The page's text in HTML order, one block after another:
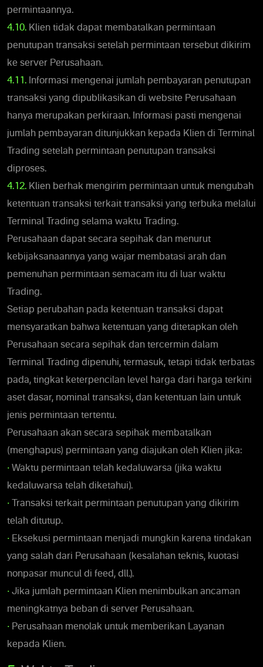
permintaannya.
4.10. Klien tidak dapat membatalkan permintaan
penutupan transaksi setelah permintaan tersebut dikirim
ke server Perusahaan.
4.11. Informasi mengenai jumlah pembayaran penutupan
transaksi yang dipublikasikan di website Perusahaan
hanya merupakan perkiraan. Informasi pasti mengenai
jumlah pembayaran ditunjukkan kepada Klien di Terminal
Trading setelah permintaan penutupan transaksi
diproses.
4.12. Klien berhak mengirim permintaan untuk mengubah
ketentuan transaksi terkait transaksi yang terbuka melalui
Terminal Trading selama waktu Trading.
Perusahaan dapat secara sepihak dan menurut
kebijaksanaannya yang wajar membatasi arah dan
pemenuhan permintaan semacam itu di luar waktu
Trading.
Setiap perubahan pada ketentuan transaksi dapat
mensyaratkan bahwa ketentuan yang ditetapkan oleh
Perusahaan secara sepihak dan tercermin dalam
Terminal Trading dipenuhi, termasuk, tetapi tidak terbatas
pada, tingkat keterpencilan level harga dari harga terkini
aset dasar, nominal transaksi, dan ketentuan lain untuk
jenis permintaan tertentu.
Perusahaan akan secara sepihak membatalkan
(menghapus) permintaan yang diajukan oleh Klien jika:
• Waktu permintaan telah kedaluwarsa (jika waktu
kedaluwarsa telah diketahui).
• Transaksi terkait permintaan penutupan yang dikirim
telah ditutup.
• Eksekusi permintaan menjadi mungkin karena tindakan
yang salah dari Perusahaan (kesalahan teknis, kuotasi
nonpasar muncul di feed, dll.).
• Jika jumlah permintaan Klien menimbulkan ancaman
meningkatnya beban di server Perusahaan.
• Perusahaan menolak untuk memberikan Layanan
kepada Klien.